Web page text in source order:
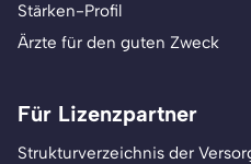
Stärken-Profil
Ärzte für den guten Zweck
Für Lizenzpartner
Strukturverzeichnis der